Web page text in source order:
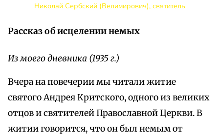
Николай Сербский (Велимирович), святитель
Рассказ об исцелении немых
Из моего дневника (1935 г.)
Вчера на повечерии мы читали житие
святого Андрея Критского, одного из великих
отцов и святителей Православной Церкви. В
житии говорится, что он был немым от